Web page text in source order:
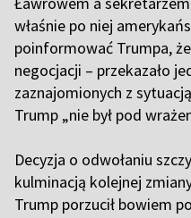
właśnie po niej
poinformować Trumpa,
negocjacji – przekazało
zaznajomionych z
Trump „nie był pod
Decyzja o odwołaniu
kulminacją kolejnej
Trump porzucił bowiem